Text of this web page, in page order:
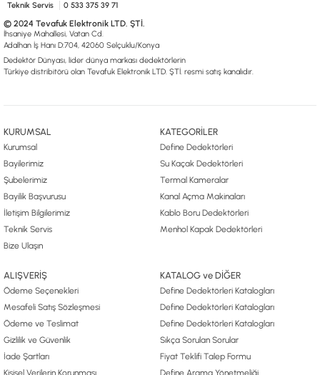
Teknik Servis
0 533 375 39 71
© 2024 Tevafuk Elektronik LTD. ŞTİ.
İhsaniye Mahallesi, Vatan Cd.
Adalhan İş Hanı D:704, 42060 Selçuklu/Konya
Dedektör Dünyası, lider dünya markası dedektörlerin
Türkiye distribitörü olan Tevafuk Elektronik LTD. ŞTİ. resmi satış kanalıdır.
KURUMSAL
Kurumsal
Bayilerimiz
Şubelerimiz
Bayilik Başvurusu
İletişim Bilgilerimiz
Teknik Servis
Bize Ulaşın
KATEGORİLER
Define Dedektörleri
Su Kaçak Dedektörleri
Termal Kameralar
Kanal Açma Makinaları
Kablo Boru Dedektörleri
Menhol Kapak Dedektörleri
ALIŞVERİŞ
Ödeme Seçenekleri
Mesafeli Satış Sözleşmesi
Ödeme ve Teslimat
Gizlilik ve Güvenlik
İade Şartları
Kişisel Verilerin Korunması
KATALOG ve DİĞER
Define Dedektörleri Katalogları
Define Dedektörleri Katalogları
Define Dedektörleri Katalogları
Sıkça Sorulan Sorular
Fiyat Teklifi Talep Formu
Define Arama Yönetmeliği